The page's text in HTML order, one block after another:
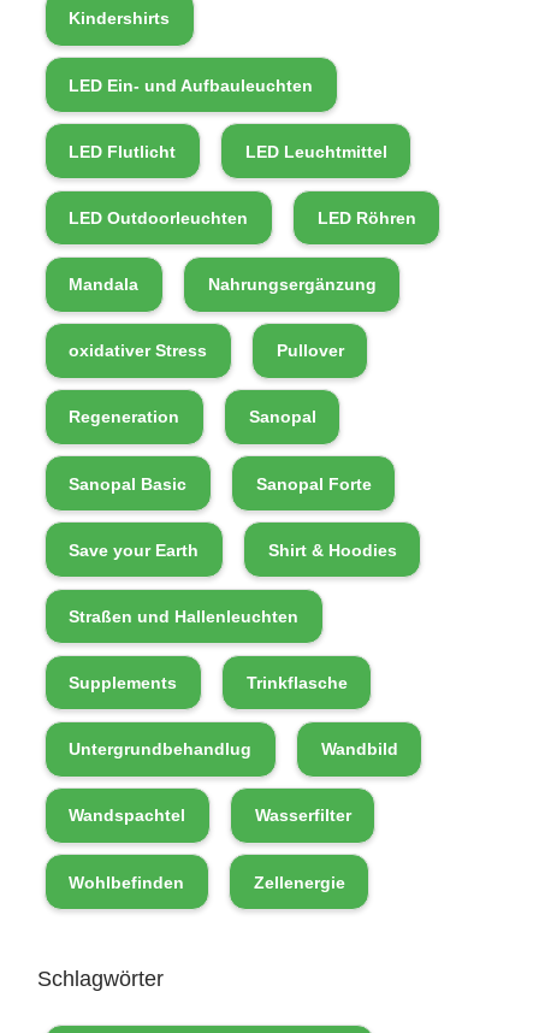
Kindershirts
LED Ein- und Aufbauleuchten
LED Flutlicht LED Leuchtmittel
LED Outdoorleuchten LED Röhren
Mandala Nahrungsergänzung
oxidativer Stress Pullover
Regeneration Sanopal
Sanopal Basic Sanopal Forte
Save your Earth Shirt & Hoodies
Straßen und Hallenleuchten
Supplements Trinkflasche
Untergrundbehandlug Wandbild
Wandspachtel Wasserfilter
Wohlbefinden Zellenergie
Schlagwörter